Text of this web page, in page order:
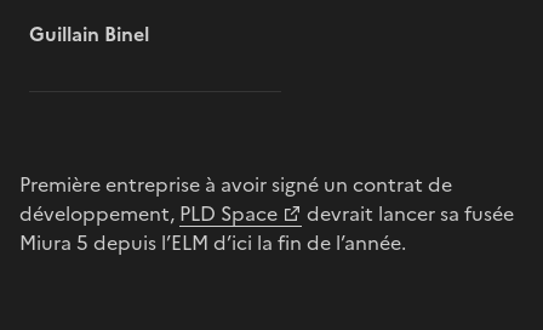
Guillain Binel
Première entreprise à avoir signé un contrat de
développement, PLD Space
devrait lancer sa fusée
Miura 5 depuis l’ELM d’ici la fin de l’année.